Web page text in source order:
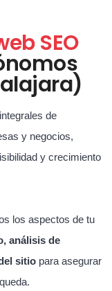
SEO
de
y negocios,
y crecimiento
los aspectos de tu
análisis de
sitio para asegurar